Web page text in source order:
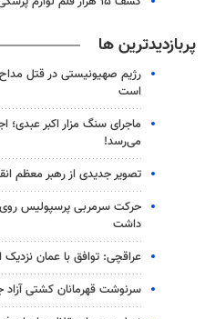
پربازدیدترین ها
رژیم صهیونیستی در قتل
است
ماجرای سنگ مزار اکبر عبدی؛
می‌رسد!
تصویر جدیدی از رهبر معظم
حرکت سرمربی پرسپولیس روی
داشت
عراقچی: توافق با عمان نزدیک است/ تکذیب
سرنوشت قهرمانان کشتی آزاد